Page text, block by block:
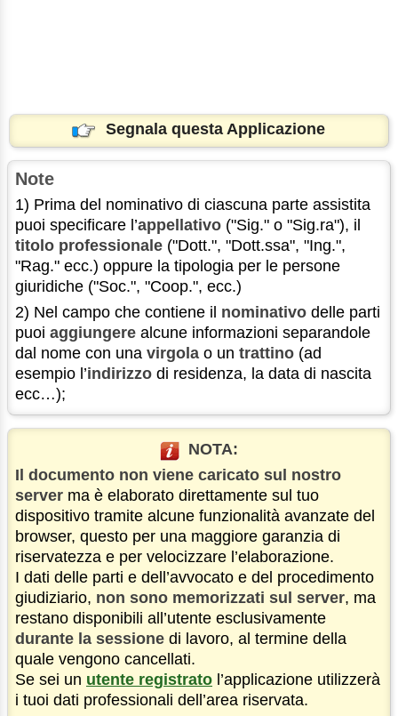
Segnala questa Applicazione
Note
1) Prima del nominativo di ciascuna parte assistita
puoi specificare l’appellativo ("Sig." o "Sig.ra"), il
titolo professionale ("Dott.", "Dott.ssa", "Ing.",
"Rag." ecc.) oppure la tipologia per le persone
giuridiche ("Soc.", "Coop.", ecc.)
2) Nel campo che contiene il nominativo delle parti
puoi aggiungere alcune informazioni separandole
dal nome con una virgola o un trattino (ad
esempio l’indirizzo di residenza, la data di nascita
ecc…);
NOTA:
Il documento non viene caricato sul nostro
server ma è elaborato direttamente sul tuo
dispositivo tramite alcune funzionalità avanzate del
browser, questo per una maggiore garanzia di
riservatezza e per velocizzare l’elaborazione.
I dati delle parti e dell’avvocato e del procedimento
giudiziario, non sono memorizzati sul server, ma
restano disponibili all’utente esclusivamente
durante la sessione di lavoro, al termine della
quale vengono cancellati.
Se sei un utente registrato l’applicazione utilizzerà
i tuoi dati professionali dell’area riservata.